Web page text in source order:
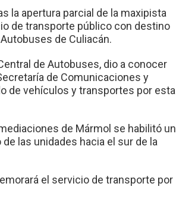
la apertura parcial de la maxipista
de transporte público con destino
de Culiacán.
de Autobuses, dio a conocer
de Comunicaciones y
de vehículos y transportes por esta
de Mármol se habilitó un
las unidades hacia el sur de la
el servicio de transporte por